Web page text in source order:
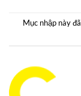
Mục nhập này